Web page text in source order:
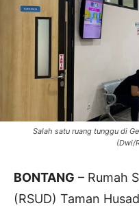
Salah satu ruang tunggu di
(Dwi/
BONTANG – Rumah
(RSUD) Taman